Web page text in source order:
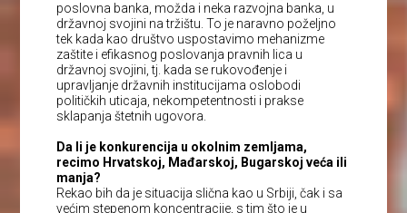
poslovna banka, možda i neka razvojna banka, u
državnoj svojini na tržištu. To je naravno poželjno
tek kada kao društvo uspostavimo mehanizme
zaštite i efikasnog poslovanja pravnih lica u
državnoj svojini, tj. kada se rukovođenje i
upravljanje državnih institucijama oslobodi
političkih uticaja, nekompetentnosti i prakse
sklapanja štetnih ugovora.
Da li je konkurencija u okolnim zemljama,
recimo Hrvatskoj, Mađarskoj, Bugarskoj veća ili
manja?
Rekao bih da je situacija slična kao u Srbiji, čak i sa
većim stepenom koncentracije, s tim što je u